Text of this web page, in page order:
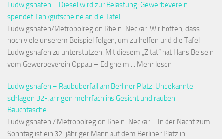
Ludwigshafen – Diesel wird zur Belastung: Gewerbeverein
spendet Tankgutscheine an die Tafel
Ludwigshafen/Metropolregion Rhein-Neckar. Wir hoffen, dass
noch viele unserem Beispiel folgen, um zu helfen und die Tafel
Ludwigshafen zu unterstützen. Mit diesem „Zitat“ hat Hans Beisein
vom Gewerbeverein Oppau – Edigheim ... Mehr lesen
Ludwigshafen – Raubüberfall am Berliner Platz: Unbekannte
schlagen 32-Jährigen mehrfach ins Gesicht und rauben
Bauchtasche
Ludwigshafen / Metropolregion Rhein-Neckar – In der Nacht zum
Sonntag ist ein 32-jähriger Mann auf dem Berliner Platz in